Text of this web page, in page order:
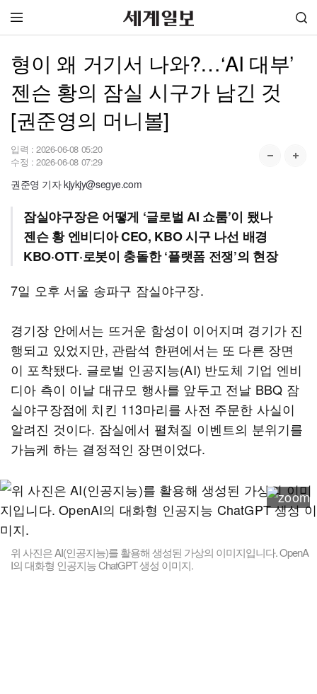
형이 왜 거기서 나와?…‘AI 대부’
젠슨 황의 잠실 시구가 남긴 것
[권준영의 머니볼]
입력 : 2026-06-08 05:20
수정 : 2026-06-08 07:29
권준영 기자 kjykjy@segye.com
잠실야구장은 어떻게 ‘글로벌 AI 쇼룸’이 됐나
젠슨 황 엔비디아 CEO, KBO 시구 나선 배경
KBO·OTT·로봇이 충돌한 ‘플랫폼 전쟁’의 현장
7일 오후 서울 송파구 잠실야구장.
경기장 안에서는 뜨거운 함성이 이어지며 경기가 진
행되고 있었지만, 관람석 한편에서는 또 다른 장면
이 포착됐다. 글로벌 인공지능(AI) 반도체 기업 엔비
디아 측이 이날 대규모 행사를 앞두고 전날 BBQ 잠
실야구장점에 치킨 113마리를 사전 주문한 사실이
알려진 것이다. 잠실에서 펼쳐질 이벤트의 분위기를
가늠케 하는 결정적인 장면이었다.
위 사진은 AI(인공지능)를 활용해 생성된 가상의 이미지입니다. OpenA
I의 대화형 인공지능 ChatGPT 생성 이미지.